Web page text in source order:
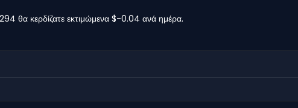
θα κερδίζατε εκτιμώμενα $-0.04 ανά ημέρα.